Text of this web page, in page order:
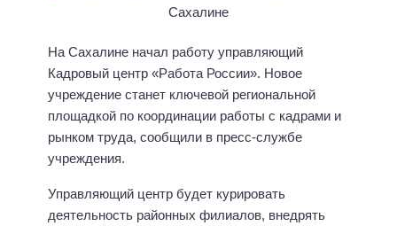
На Сахалине начал работу управляющий
Кадровый центр «Работа России». Новое
учреждение станет ключевой региональной
площадкой по координации работы с кадрами и
рынком труда, сообщили в пресс-службе
учреждения.
Управляющий центр будет курировать
деятельность районных филиалов, внедрять